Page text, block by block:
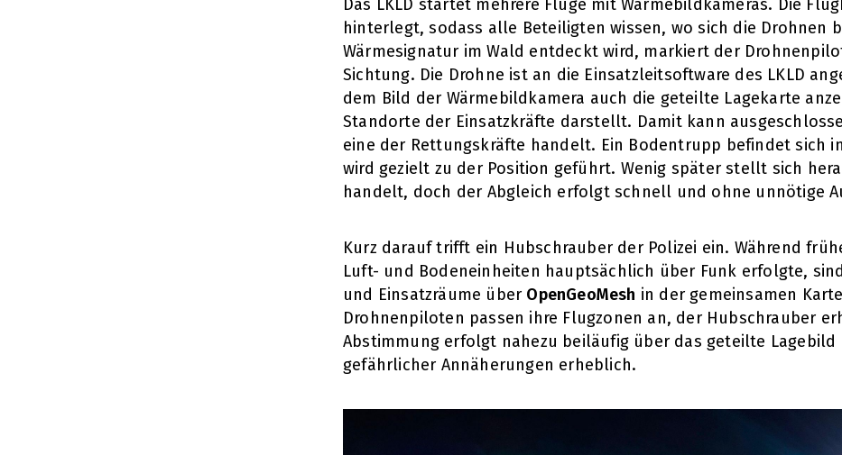
Das LKLD startet mehrere Flüge mit Wärmebildkameras. Die
hinterlegt, sodass alle Beteiligten wissen, wo sich die Drohnen
Wärmesignatur im Wald entdeckt wird, markiert der
Sichtung. Die Drohne ist an die Einsatzleitsoftware des LKLD
dem Bild der Wärmebildkamera auch die geteilte Lagekarte
Standorte der Einsatzkräfte darstellt. Damit kann
eine der Rettungskräfte handelt. Ein Bodentrupp befindet sich
wird gezielt zu der Position geführt. Wenig später stellt sich
handelt, doch der Abgleich erfolgt schnell und ohne unnötige
Kurz darauf trifft ein Hubschrauber der Polizei ein. Während
Luft- und Bodeneinheiten hauptsächlich über Funk erfolgte,
und Einsatzräume über OpenGeoMesh in der gemeinsamen
Drohnenpiloten passen ihre Flugzonen an, der Hubschrauber
Abstimmung erfolgt nahezu beiläufig über das geteilte Lagebild
gefährlicher Annäherungen erheblich.